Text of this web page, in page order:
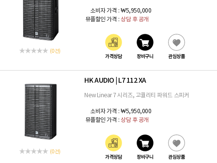
(0 건)
소비자 가격 : ₩5,950,000
뮤플할인 가격 : 상담 후 공개
가격상담 장바구니 관심상품
(0 건)
HK AUDIO L7 112 XA
New Linear 7 시리즈, 고퀄리티 파워드 스피커
소비자 가격 : ₩5,950,000
뮤플할인 가격 : 상담 후 공개
가격상담 장바구니 관심상품